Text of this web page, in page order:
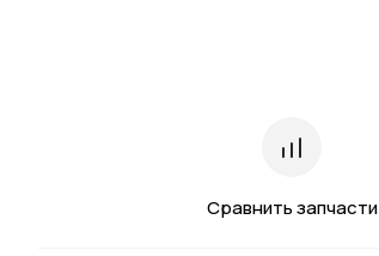
Сравнить запчасти